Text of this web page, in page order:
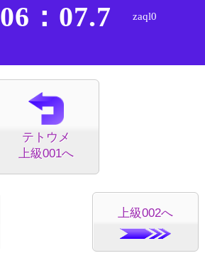
06：07.7 zaql0
テトウメ
上級001へ
上級002へ